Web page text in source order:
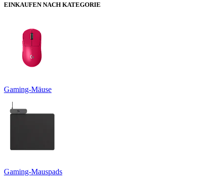
EINKAUFEN NACH KATEGORIE
Gaming-Mäuse
Gaming-Mauspads